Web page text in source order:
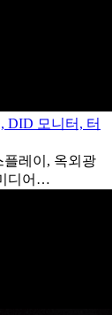
DID 모니터, 터
플레이, 옥외광
디어…